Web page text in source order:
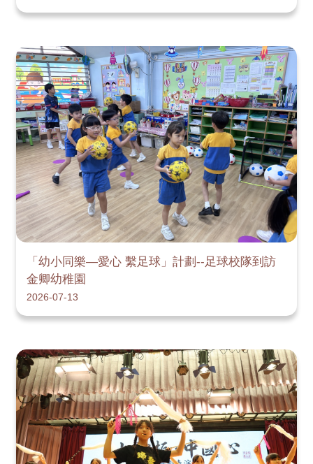
「幼小同樂—愛心 繫足球」計劃--足球校隊到訪
金卿幼稚園
2026-07-13